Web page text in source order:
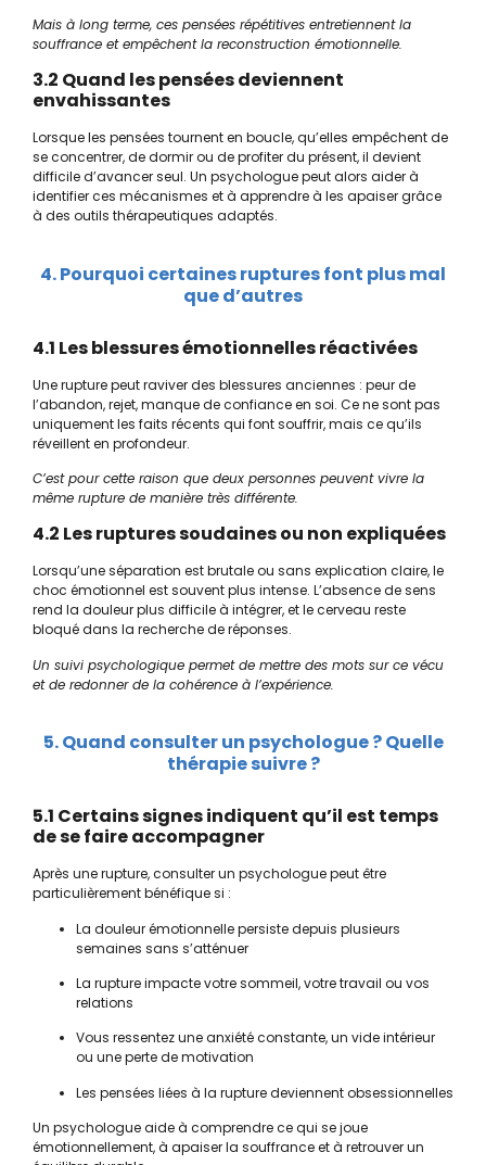
Mais à long terme, ces pensées répétitives entretiennent la
souffrance et empêchent la reconstruction émotionnelle.
3.2 Quand les pensées deviennent
envahissantes
Lorsque les pensées tournent en boucle, qu’elles empêchent de
se concentrer, de dormir ou de profiter du présent, il devient
difficile d’avancer seul. Un psychologue peut alors aider à
identifier ces mécanismes et à apprendre à les apaiser grâce
à des outils thérapeutiques adaptés.
4. Pourquoi certaines ruptures font plus mal
que d’autres
4.1 Les blessures émotionnelles réactivées
Une rupture peut raviver des blessures anciennes : peur de
l’abandon, rejet, manque de confiance en soi. Ce ne sont pas
uniquement les faits récents qui font souffrir, mais ce qu’ils
réveillent en profondeur.
C’est pour cette raison que deux personnes peuvent vivre la
même rupture de manière très différente.
4.2 Les ruptures soudaines ou non expliquées
Lorsqu’une séparation est brutale ou sans explication claire, le
choc émotionnel est souvent plus intense. L’absence de sens
rend la douleur plus difficile à intégrer, et le cerveau reste
bloqué dans la recherche de réponses.
Un suivi psychologique permet de mettre des mots sur ce vécu
et de redonner de la cohérence à l’expérience.
5. Quand consulter un psychologue ? Quelle
thérapie suivre ?
5.1 Certains signes indiquent qu’il est temps
de se faire accompagner
Après une rupture, consulter un psychologue peut être
particulièrement bénéfique si :
La douleur émotionnelle persiste depuis plusieurs
semaines sans s’atténuer
La rupture impacte votre sommeil, votre travail ou vos
relations
Vous ressentez une anxiété constante, un vide intérieur
ou une perte de motivation
Les pensées liées à la rupture deviennent obsessionnelles
Un psychologue aide à comprendre ce qui se joue
émotionnellement, à apaiser la souffrance et à retrouver un